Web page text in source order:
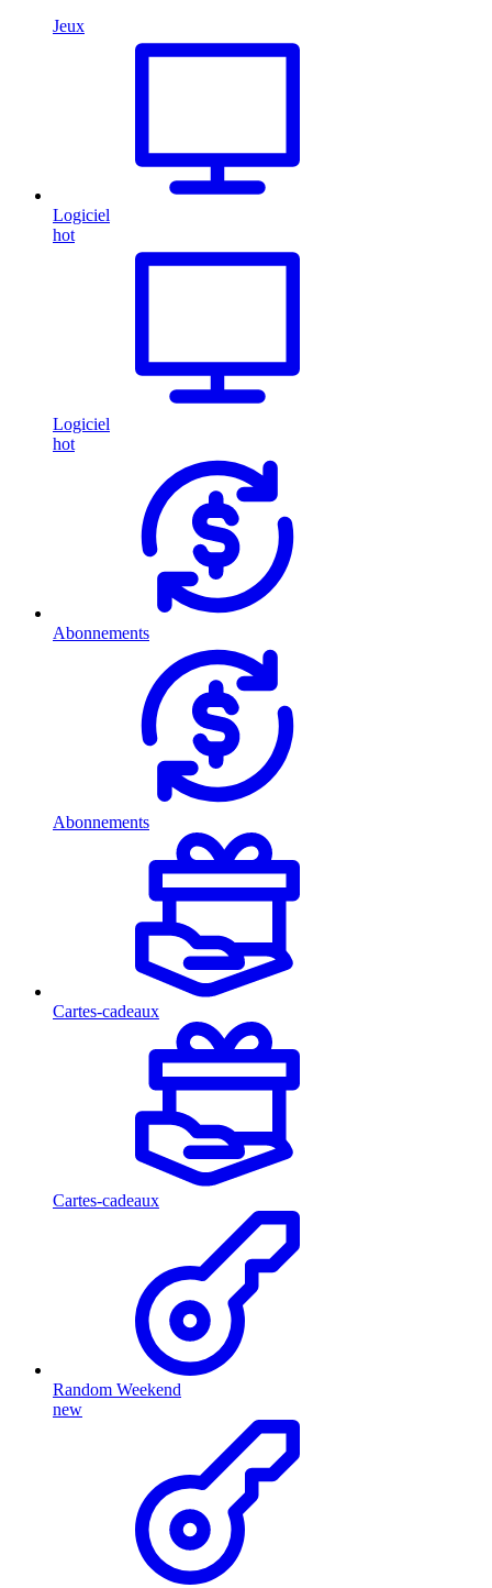
Jeux
Logiciel
hot
Logiciel
hot
Abonnements
Abonnements
Cartes-cadeaux
Cartes-cadeaux
Random Weekend
new